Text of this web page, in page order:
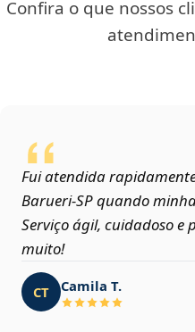
Confira o que nossos
Fui atendida
Barueri‑SP quando
Serviço ágil, cuidadoso e
muito!
CT Camila T.